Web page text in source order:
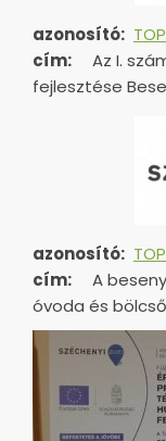
azonosító:
cím:
Az I.
fejlesztése
azonosító:
cím:
A
óvoda és